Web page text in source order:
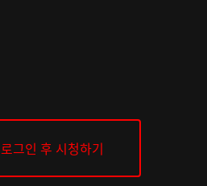
로그인 후 시청하기